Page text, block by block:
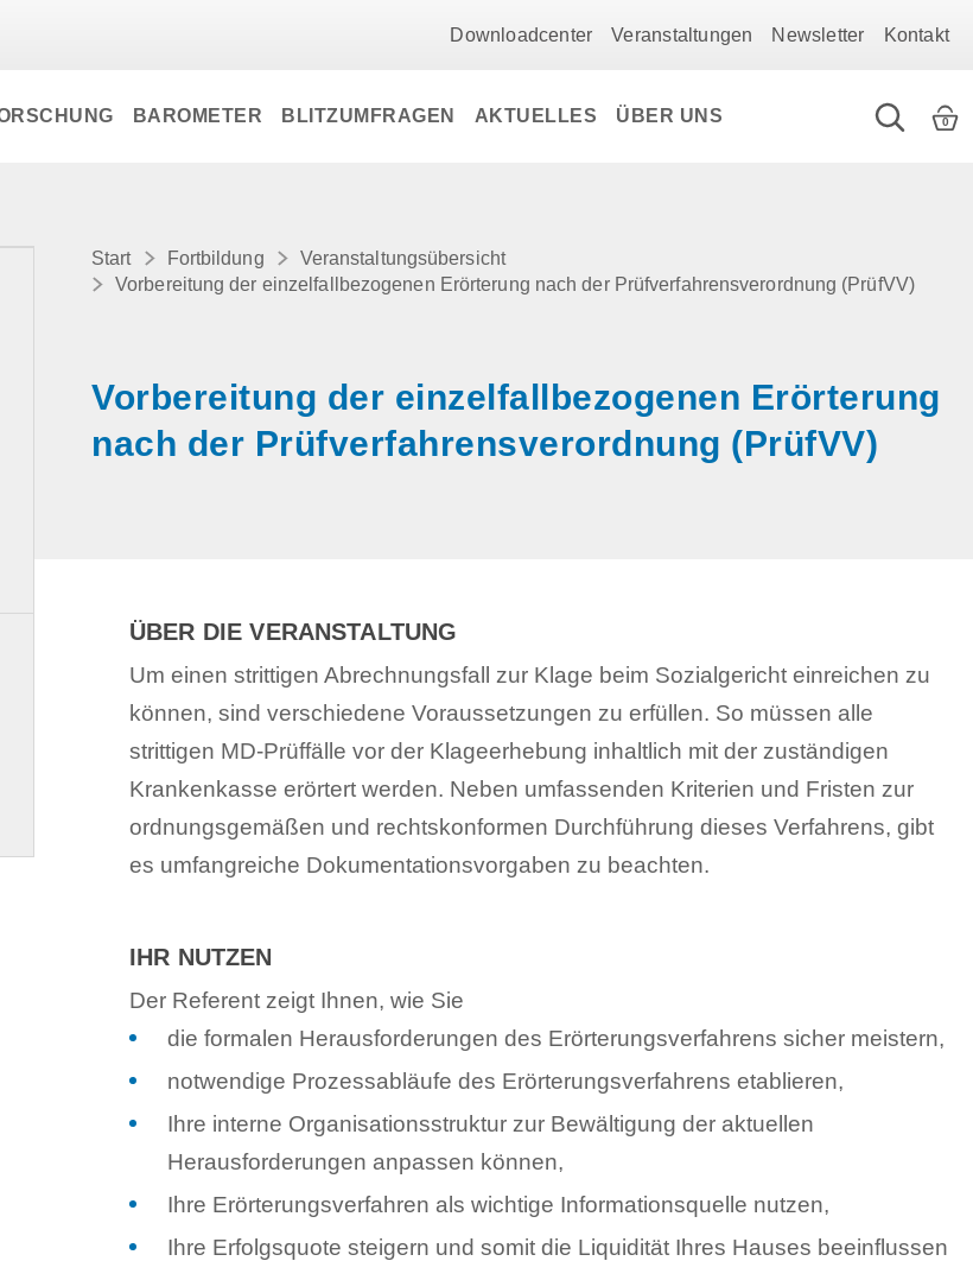
Downloadcenter Veranstaltungen Newsletter Kontakt
BAROMETER BLITZUMFRAGEN AKTUELLES ÜBER UNS 0
Start Fortbildung
Veranstaltungsübersicht
Vorbereitung der einzelfallbezogenen Erörterung nach der Prüfverfahrensverordnung (PrüfVV)
Vorbereitung der einzelfallbezogenen Erörterung
nach der Prüfverfahrensverordnung (PrüfVV)
ÜBER DIE VERANSTALTUNG
Um einen strittigen Abrechnungsfall zur Klage beim Sozialgericht einreichen zu
können, sind verschiedene Voraussetzungen zu erfüllen. So müssen alle
strittigen MD-Prüffälle vor der Klageerhebung inhaltlich mit der zuständigen
Krankenkasse erörtert werden. Neben umfassenden Kriterien und Fristen zur
ordnungsgemäßen und rechtskonformen Durchführung dieses Verfahrens, gibt
es umfangreiche Dokumentationsvorgaben zu beachten.
IHR NUTZEN
Der Referent zeigt Ihnen, wie Sie
die formalen Herausforderungen des Erörterungsverfahrens sicher meistern,
notwendige Prozessabläufe des Erörterungsverfahrens etablieren,
Ihre interne Organisationsstruktur zur Bewältigung der aktuellen
Herausforderungen anpassen können,
Ihre Erörterungsverfahren als wichtige Informationsquelle nutzen,
Ihre Erfolgsquote steigern und somit die Liquidität Ihres Hauses beeinflussen